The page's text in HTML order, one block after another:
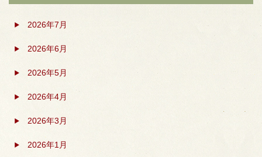
2026年7月
2026年6月
2026年5月
2026年4月
2026年3月
2026年1月